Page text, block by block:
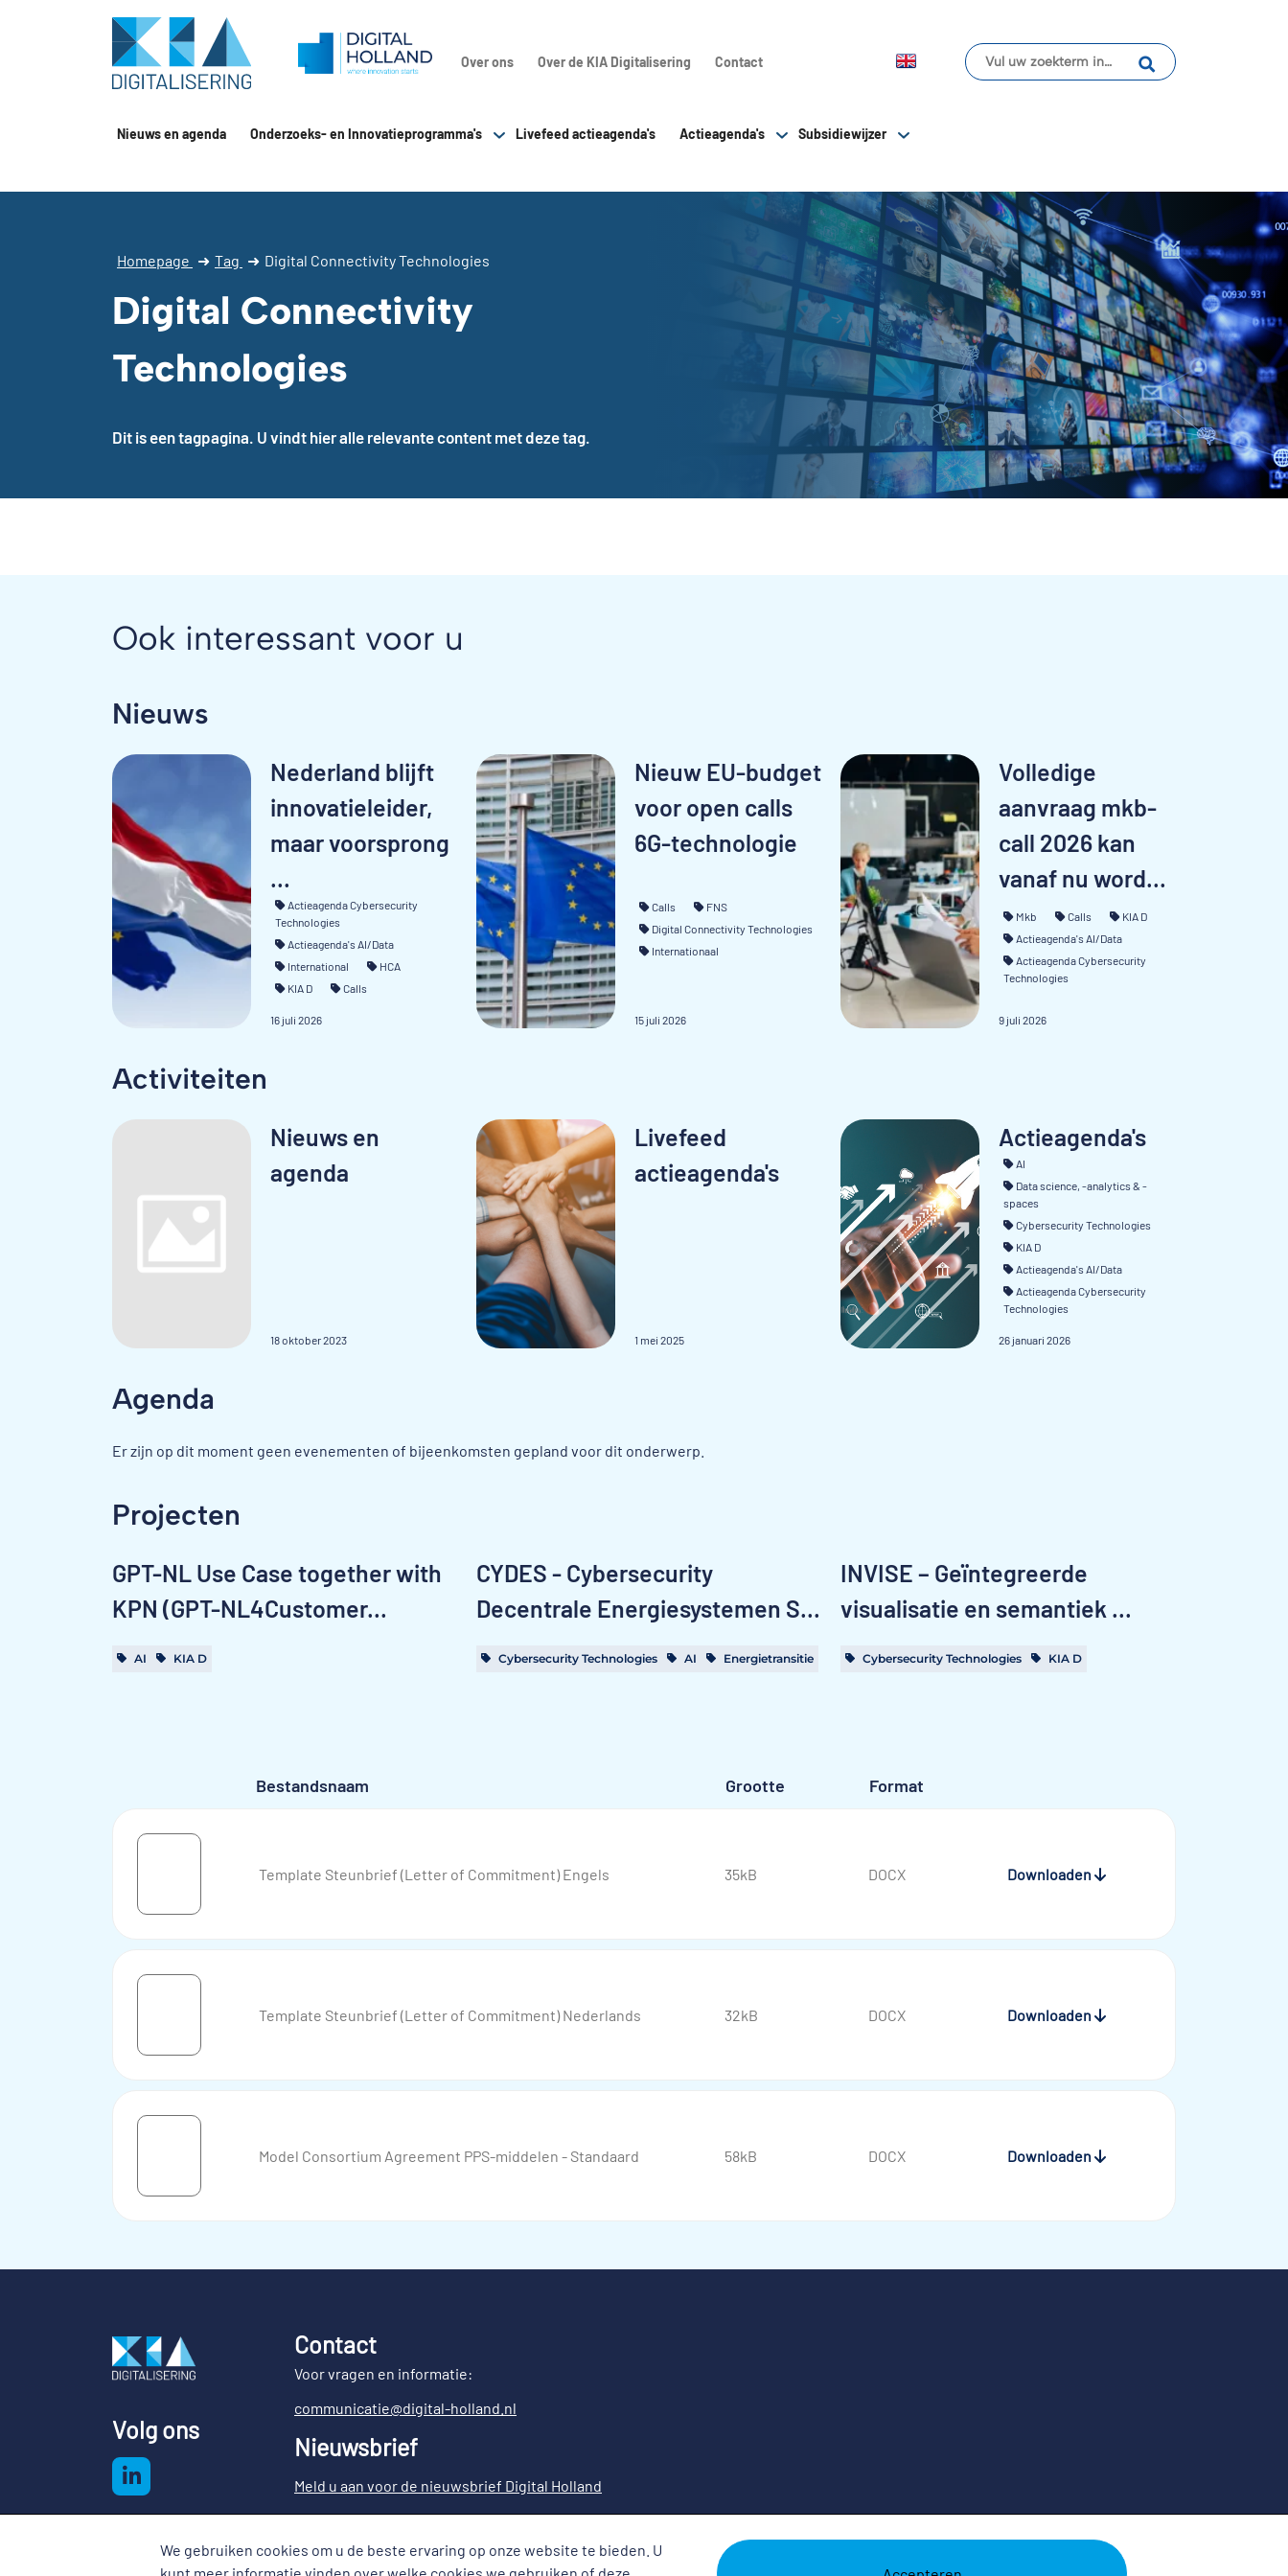
Cookies
We gebruiken cookies om u de beste ervaring op onze website te bieden. U
Over ons Over de KIA Digitalisering Contact
Nieuws en agenda Onderzoeks- en Innovatieprogramma's Livefeed actieagenda's Actieagenda's Subsidiewijzer
Homepage ➜ Tag ➜ Digital Connectivity Technologies
Digital Connectivity
Technologies
Dit is een tagpagina. U vindt hier alle relevante content met deze tag.
Ook interessant voor u
Nieuws
Nederland blijft
innovatieleider,
maar voorsprong
...
Actieagenda Cybersecurity
Technologies
Actieagenda's AI/Data
International
HCA
KIA D
Calls
16 juli 2026
Nieuw EU-budget
voor open calls
6G-technologie
Calls
FNS
Digital Connectivity Technologies
Internationaal
15 juli 2026
Volledige
aanvraag mkb-
call 2026 kan
vanaf nu word...
Mkb Calls
KIA D
Actieagenda's AI/Data
Actieagenda Cybersecurity
Technologies
9 juli 2026
Activiteiten
Nieuws en
agenda
18 oktober 2023
Livefeed
actieagenda's
1 mei 2025
Actieagenda's
AI
Data science, -analytics & -
spaces
Cybersecurity Technologies
KIA D
Actieagenda's AI/Data
Actieagenda Cybersecurity
Technologies
26 januari 2026
Agenda
Er zijn op dit moment geen evenementen of bijeenkomsten gepland voor dit onderwerp.
Projecten
GPT-NL Use Case together with
KPN (GPT-NL4Customer...
AI KIA D
CYDES - Cybersecurity
Decentrale Energiesystemen S...
Cybersecurity Technologies AI Energietransitie
INVISE – Geïntegreerde
visualisatie en semantiek ...
Cybersecurity Technologies KIA D
Bestandsnaam Grootte Format
Template Steunbrief (Letter of Commitment) Engels 35kB DOCX Downloaden
Template Steunbrief (Letter of Commitment) Nederlands 32kB DOCX Downloaden
Model Consortium Agreement PPS-middelen - Standaard 58kB DOCX Downloaden
Volg ons
Contact
Voor vragen en informatie:
communicatie@digital-holland.nl
Nieuwsbrief
Meld u aan voor de nieuwsbrief Digital Holland